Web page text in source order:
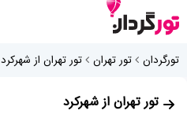
تورگردان تور تهران تور تهران از شهرکرد
تور تهران از شهرکرد